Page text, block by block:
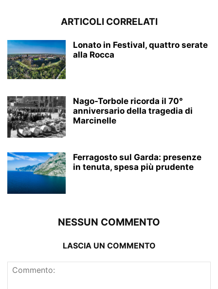
ARTICOLI CORRELATI
Lonato in Festival, quattro serate
alla Rocca
Nago-Torbole ricorda il 70°
anniversario della tragedia di
Marcinelle
Ferragosto sul Garda: presenze
in tenuta, spesa più prudente
NESSUN COMMENTO
LASCIA UN COMMENTO